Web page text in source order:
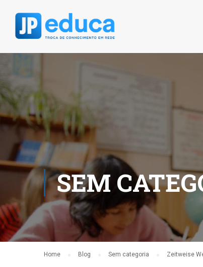
SEM
Home Blog Sem categoria Zeitweise